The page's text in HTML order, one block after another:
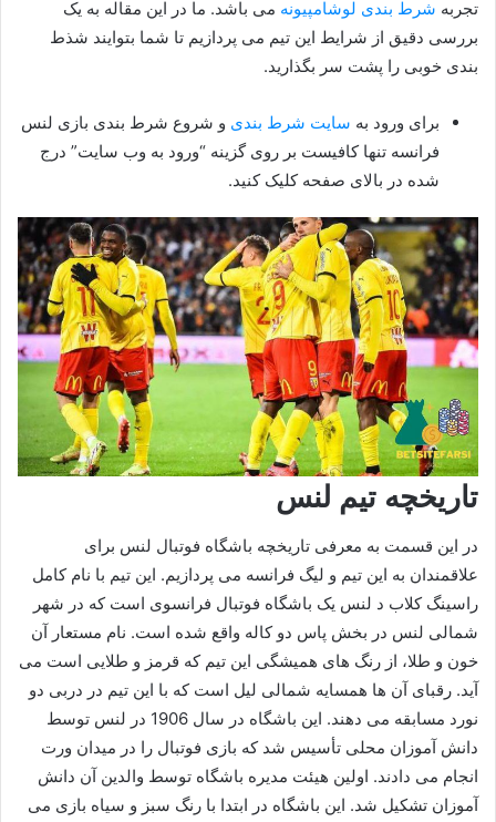
تجربه شرط بندی لوشامپیونه می باشد. ما در این مقاله به یک
بررسی دقیق از شرایط این تیم می پردازیم تا شما بتوایند شذط
بندی خوبی را پشت سر بگذارید.
برای ورود به سایت شرط بندی و شروع شرط بندی بازی لنس
فرانسه تنها کافیست بر روی گزینه “ورود به وب سایت” درج
شده در بالای صفحه کلیک کنید.
تاریخچه تیم لنس
در این قسمت به معرفی تاریخچه باشگاه فوتبال لنس برای
علاقمندان به این تیم و لیگ فرانسه می پردازیم. این تیم با نام کامل
راسینگ کلاب د لنس یک باشگاه فوتبال فرانسوی است که در شهر
شمالی لنس در بخش پاس دو کاله واقع شده است. نام مستعار آن
خون و طلا، از رنگ‌ های همیشگی این تیم که قرمز و طلایی است می‌
آید. رقبای آن ها همسایه شمالی لیل است که با این تیم در دربی دو
نورد مسابقه می دهند. این باشگاه در سال 1906 در لنس توسط
دانش آموزان محلی تأسیس شد که بازی فوتبال را در میدان ورت
انجام می دادند. اولین هیئت مدیره باشگاه توسط والدین آن دانش
آموزان تشکیل شد. این باشگاه در ابتدا با رنگ سبز و سیاه بازی می